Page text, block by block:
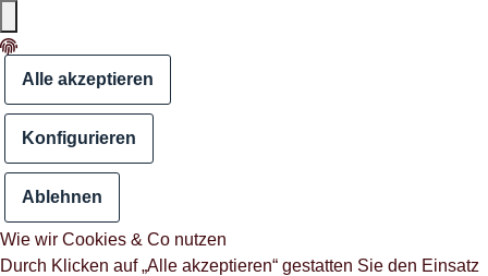
Alle akzeptieren
Konfigurieren
Ablehnen
Wie wir Cookies & Co nutzen
Durch Klicken auf „Alle akzeptieren“ gestatten Sie den Einsatz